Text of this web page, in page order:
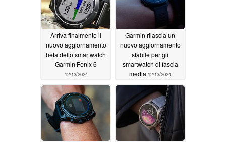
Arriva finalmente il
nuovo aggiornamento
beta dello smartwatch
Garmin Fenix 6
12/13/2024
Garmin rilascia un
nuovo aggiornamento
stabile per gli
smartwatch di fascia
media 12/13/2024